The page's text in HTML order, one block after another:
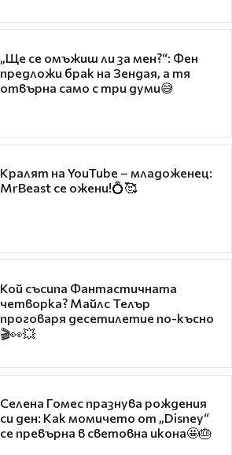
„Ще се омъжиш ли за мен?“: Фен
предложи брак на Зендая, а тя
отвърна само с три думи😅
Кралят на YouTube – младоженец:
MrBeast се ожени!💍🥰
Кой съсипа Фантастичната
четворка? Майлс Телър
проговаря десетилетие по-късно
🎬👀💥
Селена Гомес празнува рождения
си ден: Как момичето от „Disney“
се превърна в световна икона🤩🎂